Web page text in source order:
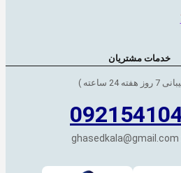
خدمات مشتریان
هفته 24 ساعته )